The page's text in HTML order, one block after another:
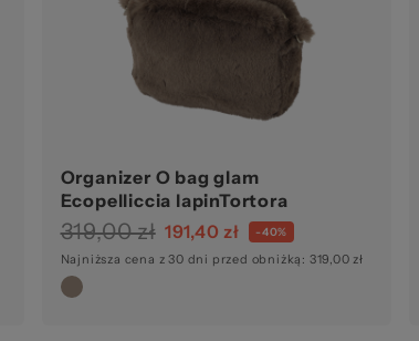
Organizer O bag glam
Ecopelliccia lapinTortora
319,00 zł 191,40 zł -40%
Najniższa cena z 30 dni przed obniżką: 319,00 zł